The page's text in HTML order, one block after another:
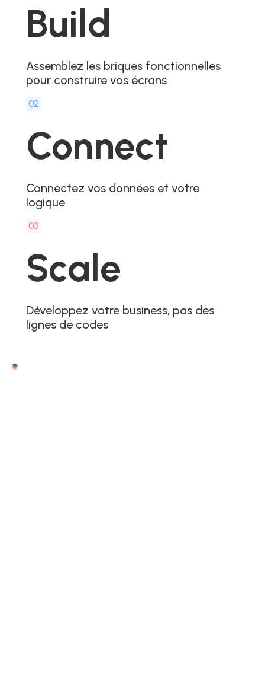
Build
Assemblez les briques fonctionnelles
pour construire vos écrans
02
Connect
Connectez vos données et votre
logique
03
Scale
Développez votre business, pas des
lignes de codes